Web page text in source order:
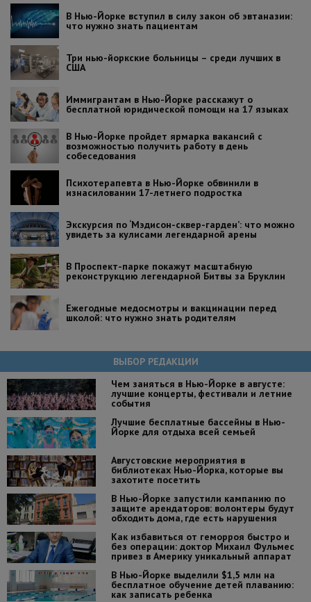
В Нью-Йорке вступил в силу закон об эвтаназии:
что нужно знать пациентам
Три нью-йоркские больницы – среди лучших в
США
Иммигрантам в Нью-Йорке расскажут о
бесплатной юридической помощи на 17 языках
В Нью-Йорке пройдет ярмарка вакансий с
возможностью получить работу в день
собеседования
Психотерапевта в Нью-Йорке обвинили в
изнасиловании 17-летнего подростка
Экскурсия по ‘Мэдисон-сквер-гарден’: что можно
увидеть за кулисами легендарной арены
В Проспект-парке покажут масштабную
реконструкцию легендарной Битвы за Бруклин
Ежегодные медосмотры и вакцинации перед
школой: что нужно знать родителям
ВЫБОР РЕДАКЦИИ
Чем заняться в Нью-Йорке в августе:
лучшие концерты, фестивали и летние
события
Лучшие бесплатные бассейны в Нью-
Йорке для отдыха всей семьей
Августовские мероприятия в
библиотеках Нью-Йорка, которые вы
захотите посетить
В Нью-Йорке запустили кампанию по
защите арендаторов: волонтеры будут
обходить дома, где есть нарушения
Как избавиться от геморроя быстро и
без операции: доктор Михаил Фульмес
привез в Америку уникальный аппарат
В Нью-Йорке выделили $1,5 млн на
бесплатное обучение детей плаванию:
как записать ребенка